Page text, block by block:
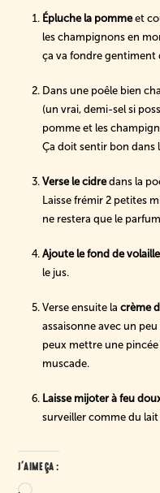
Épluche la pommeet
les champignons en
ça va fondre gentiment
Dans une poêle bien
(un vrai, demi-sel si
pomme et les
Ça doit sentir bon dans
Verse le cidredans la
Laisse frémir 2 petites
ne restera que le
Ajoute le fond de volaille
le jus.
Verse ensuite lacrème
assaisonne avec un
peux mettre une pincée
muscade.
Laisse mijoter à feu
surveiller comme du
J’AIME ÇA :